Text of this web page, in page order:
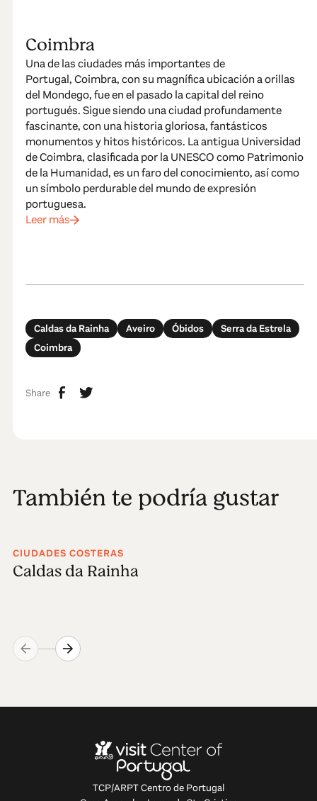
Coimbra
Una de las ciudades más importantes de
Portugal, Coimbra, con su magnífica ubicación a orillas
del Mondego, fue en el pasado la capital del reino
portugués. Sigue siendo una ciudad profundamente
fascinante, con una historia gloriosa, fantásticos
monumentos y hitos históricos. La antigua Universidad
de Coimbra, clasificada por la UNESCO como Patrimonio
de la Humanidad, es un faro del conocimiento, así como
un símbolo perdurable del mundo de expresión
portuguesa.
Leer más
Caldas da Rainha Aveiro Óbidos
Serra da Estrela
Coimbra
Share
También te podría gustar
CIUDADES COSTERAS
Caldas da Rainha
TCP/ARPT Centro de Portugal